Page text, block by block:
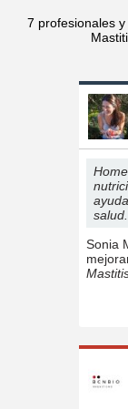
7 profesionales
Sonia